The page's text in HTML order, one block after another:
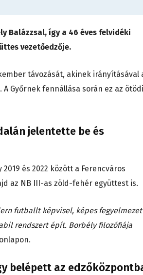
Balázzsal, így a 46 éves felvidéki
vezetőedzője.
távozását, akinek irányításával
Győrnek fennállása során ez az
jelentette be és
és 2022 között a Ferencváros
az NB III-as zöld-fehér együttest is.
futballt képvisel, képes
rendszert épít. Borbély filozófiája
belépett az